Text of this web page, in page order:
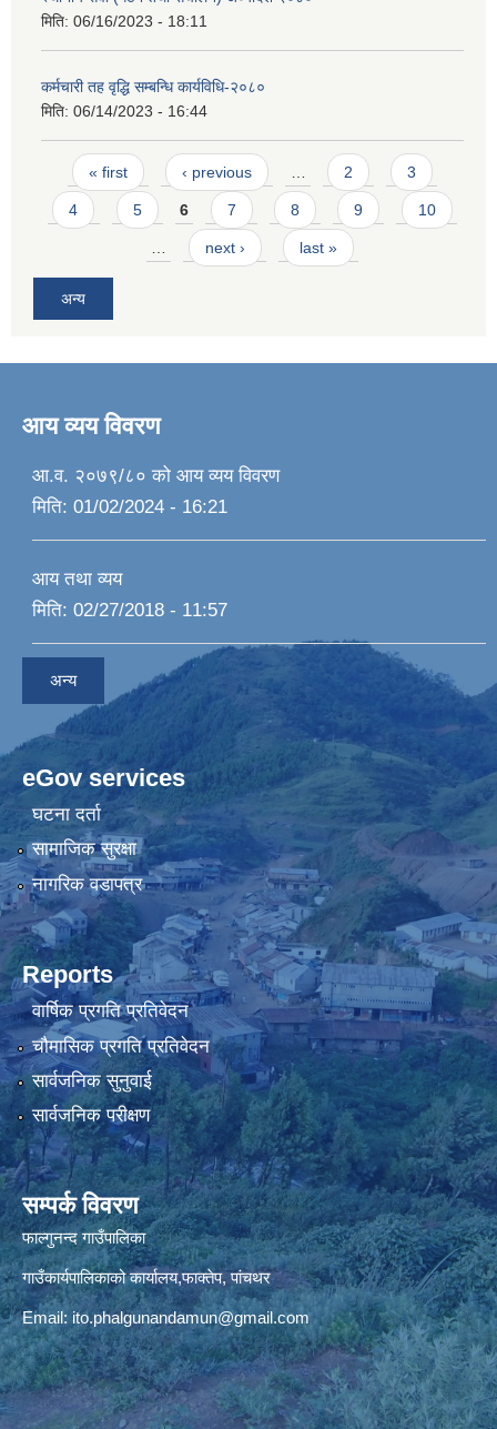
मिति: 06/16/2023 - 18:11
कर्मचारी तह वृद्धि सम्बन्धि कार्यविधि-२०८०
मिति: 06/14/2023 - 16:44
Pages
« first ‹ previous 2 3
4 5 6 7 8 9 10
next › last »
अन्य
आय व्यय विवरण
आ.व. २०७९/८० को आय व्यय विवरण
मिति: 01/02/2024 - 16:21
आय तथा व्यय
मिति: 02/27/2018 - 11:57
अन्य
eGov services
घटना दर्ता
सामाजिक सुरक्षा
नागरिक वडापत्र
Reports
वार्षिक प्रगति प्रतिवेदन
चौमासिक प्रगति प्रतिवेदन
सार्वजनिक सुनुवाई
सार्वजनिक परीक्षण
सम्पर्क विवरण
फाल्गुनन्द गाउँपालिका
गाउँकार्यपालिकाको कार्यालय,फाक्तेप, पांचथर
Email: ito.phalgunandamun@gmail.com